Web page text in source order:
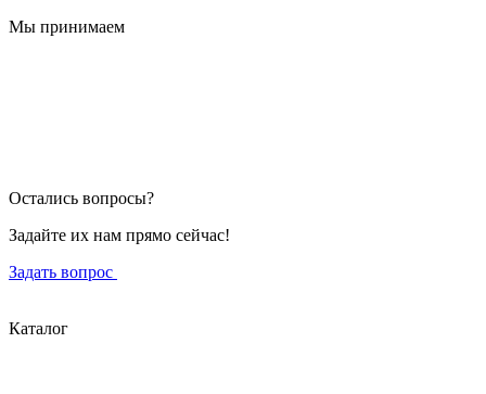
Мы принимаем
Остались вопросы?
Задайте их нам прямо сейчас!
Задать вопрос
Каталог